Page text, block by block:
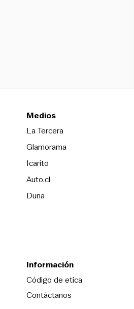
Medios
La TerceraOpens in new
Glamorama
Icarito
Auto.cl
DunaOpens in new window
Información
Código de eticaOpens in new
Contáctanos